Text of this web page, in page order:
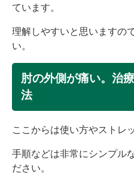
ています。
理解しやすいと思いますの
い。
肘の外側が痛い。治
法
ここからは使い方やストレ
手順などは非常にシンプル
ださい。